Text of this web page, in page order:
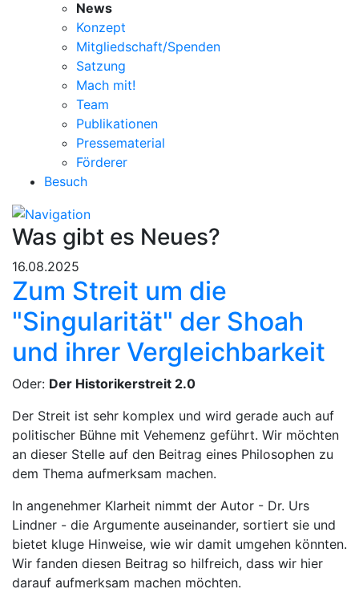
News
Konzept
Mitgliedschaft/Spenden
Satzung
Mach mit!
Team
Publikationen
Pressematerial
Förderer
Besuch
Was gibt es Neues?
16.08.2025
Zum Streit um die
"Singularität" der Shoah
und ihrer Vergleichbarkeit
Oder: Der Historikerstreit 2.0
Der Streit ist sehr komplex und wird gerade auch auf
politischer Bühne mit Vehemenz geführt. Wir möchten
an dieser Stelle auf den Beitrag eines Philosophen zu
dem Thema aufmerksam machen.
In angenehmer Klarheit nimmt der Autor - Dr. Urs
Lindner - die Argumente auseinander, sortiert sie und
bietet kluge Hinweise, wie wir damit umgehen könnten.
Wir fanden diesen Beitrag so hilfreich, dass wir hier
darauf aufmerksam machen möchten.